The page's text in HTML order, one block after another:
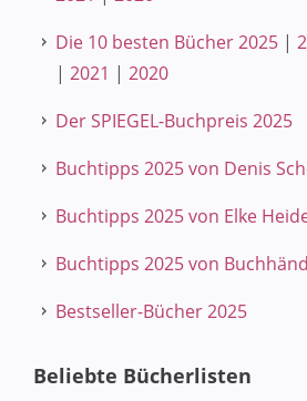
Die 10 besten Bücher 2025 |
| 2021 | 2020
Der SPIEGEL-Buchpreis 2025
Buchtipps 2025 von Denis
Buchtipps 2025 von Elke
Buchtipps 2025 von
Bestseller-Bücher 2025
Beliebte Bücherlisten